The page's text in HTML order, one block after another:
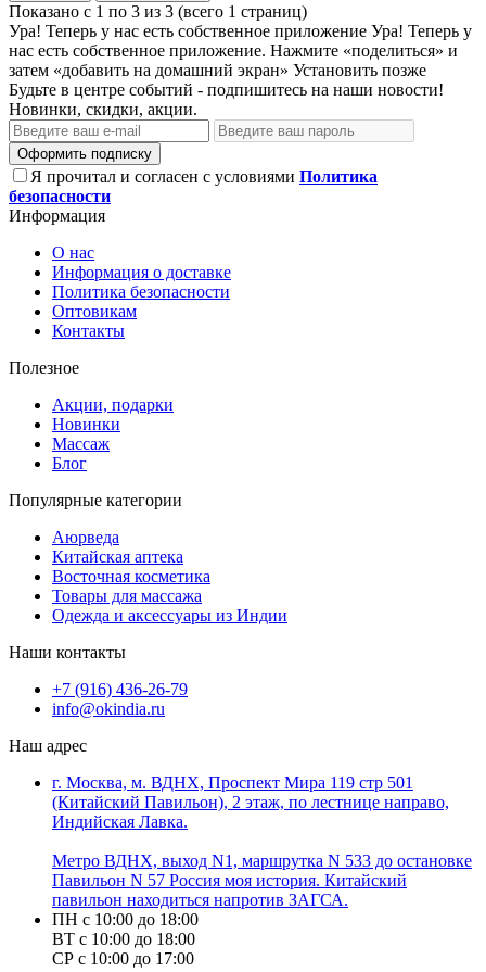
Показано с 1 по 3 из 3 (всего 1 страниц)
Ура! Теперь у нас есть собственное приложение Ура! Теперь у
нас есть собственное приложение. Нажмите «поделиться» и
затем «добавить на домашний экран» Установить позже
Будьте в центре событий - подпишитесь на наши новости!
Новинки, скидки, акции.
Оформить подписку
Я прочитал и согласен с условиями Политика
безопасности
Информация
О нас
Информация о доставке
Политика безопасности
Оптовикам
Контакты
Полезное
Акции, подарки
Новинки
Массаж
Блог
Популярные категории
Аюрведа
Китайская аптека
Восточная косметика
Товары для массажа
Одежда и аксессуары из Индии
Наши контакты
+7 (916) 436-26-79
info@okindia.ru
Наш адрес
г. Москва, м. ВДНХ, Проспект Мира 119 стр 501
(Китайский Павильон), 2 этаж, по лестнице направо,
Индийская Лавка.
Метро ВДНХ, выход N1, маршрутка N 533 до остановке
Павильон N 57 Россия моя история. Китайский
павильон находиться напротив ЗАГСА.
ПН с 10:00 до 18:00
ВТ с 10:00 до 18:00
СР с 10:00 до 17:00